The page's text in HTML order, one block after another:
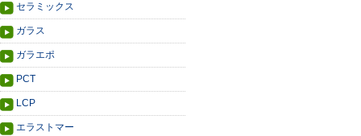
セラミックス
ガラス
ガラエポ
PCT
LCP
エラストマー